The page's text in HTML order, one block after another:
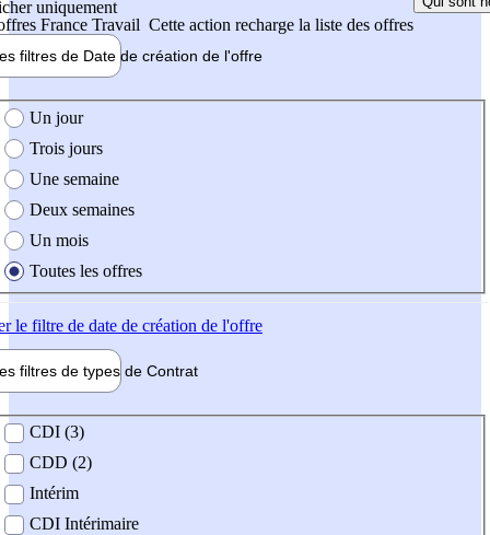
uniquement
France Travail Cette action recharge la liste des offres
filtres de Date de création de l'offre
création de l'offre
Un jour
Trois jours
Une semaine
Deux semaines
Un mois
Toutes les offres
le filtre de date de création de l'offre
filtres de types de Contrat
contrat
CDI (3)
CDD (2)
Intérim
CDI Intérimaire